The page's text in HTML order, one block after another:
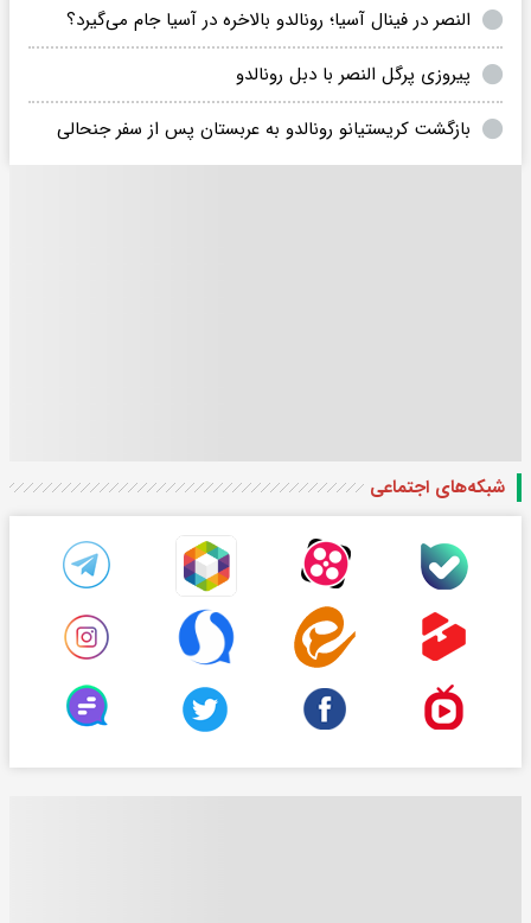
النصر در فینال آسیا؛ رونالدو بالاخره در آسیا جام می‌گیرد؟
پیروزی پرگل النصر با دبل رونالدو
بازگشت کریستیانو رونالدو به عربستان پس از سفر جنحالی
شبکه‌های اجتماعی